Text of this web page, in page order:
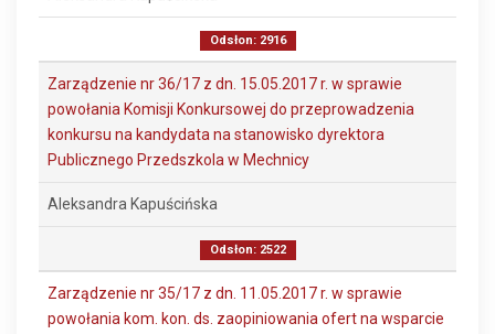
Odsłon: 2916
Zarządzenie nr 36/17 z dn. 15.05.2017 r. w sprawie
powołania Komisji Konkursowej do przeprowadzenia
konkursu na kandydata na stanowisko dyrektora
Publicznego Przedszkola w Mechnicy
Aleksandra Kapuścińska
Odsłon: 2522
Zarządzenie nr 35/17 z dn. 11.05.2017 r. w sprawie
powołania kom. kon. ds. zaopiniowania ofert na wsparcie